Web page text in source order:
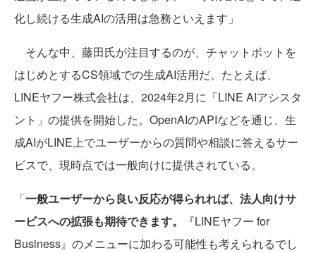
化し続ける生成AIの活用は急務といえます」
そんな中、藤田氏が注目するのが、チャットボットを
はじめとするCS領域での生成AI活用だ。たとえば、
LINEヤフー株式会社は、2024年2月に「LINE AIアシスタ
ント」の提供を開始した。OpenAIのAPIなどを通じ、生
成AIがLINE上でユーザーからの質問や相談に答えるサー
ビスで、現時点では一般向けに提供されている。
「一般ユーザーから良い反応が得られれば、法人向けサ
ービスへの拡張も期待できます。
『LINEヤフー for
Business』のメニューに加わる可能性も考えられるでし